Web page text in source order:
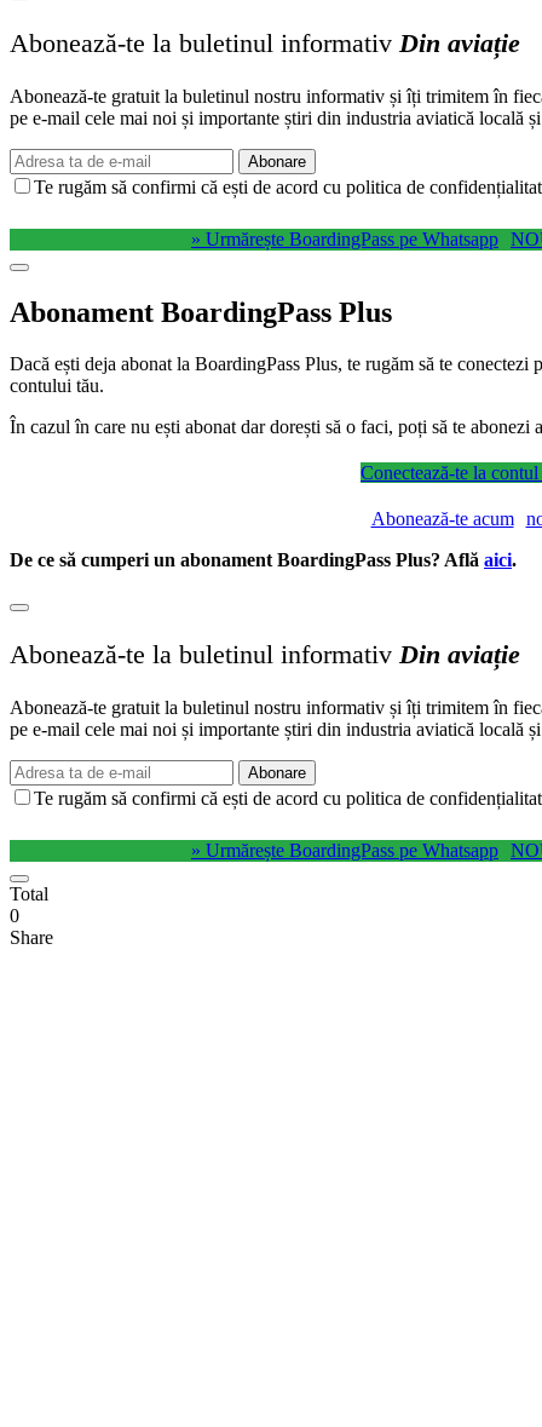
Abonează-te la buletinul informativ Din aviație
Abonează-te gratuit la buletinul nostru informativ și îți trimitem în
pe e-mail cele mai noi și importante știri din industria aviatică locală
Abonare
Te rugăm să confirmi că ești de acord cu politica de
» Urmărește BoardingPass pe Whatsapp
Abonament BoardingPass Plus
Dacă ești deja abonat la BoardingPass Plus, te rugăm să te
contului tău.
În cazul în care nu ești abonat dar dorești să o faci, poți să te
Conectează-te la contul
Abonează-te acum
De ce să cumperi un abonament BoardingPass Plus? Află aici.
Abonează-te la buletinul informativ Din aviație
Abonează-te gratuit la buletinul nostru informativ și îți trimitem în
pe e-mail cele mai noi și importante știri din industria aviatică locală
Abonare
Te rugăm să confirmi că ești de acord cu politica de
» Urmărește BoardingPass pe Whatsapp
Total
0
Share